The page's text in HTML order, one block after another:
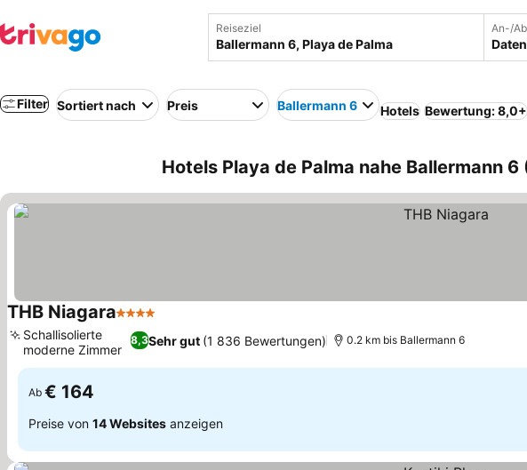
Reiseziel An-/
Filter Sortiert nach Preis Ballermann 6 Hotels Bewertung: 8,0+
Hotels Playa de Palma nahe Ballermann
THB Niagara4 Sterne
8,3Sehr gut (1 836 Bewertungen)
Schallisolierte
moderne Zimmer
0.2 km bis Ballermann 6
Ab € 164
Preise von 14 Websites anzeigen